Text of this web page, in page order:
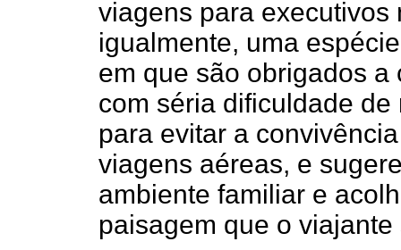
viagens para
igualmente, uma
em que são obrigados a
com séria dificuldade
para evitar a
viagens aéreas, e
ambiente familiar e
paisagem que o